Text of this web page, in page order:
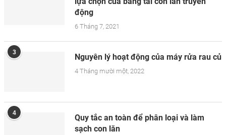
động
6 Tháng 7, 2021
3 Nguyên lý hoạt động của máy rửa rau củ
4 Tháng mười một, 2022
4
Quy tắc an toàn để phân loại và làm
sạch con lăn